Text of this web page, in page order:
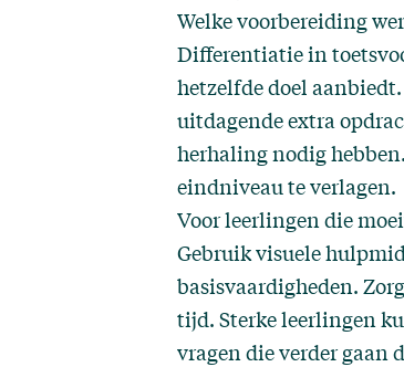
Welke voorbereiding
Differentiatie in
hetzelfde doel
uitdagende extra
herhaling nodig
eindniveau te verlagen.
Voor leerlingen die
Gebruik visuele
basisvaardigheden.
tijd. Sterke leerlingen
vragen die verder gaan